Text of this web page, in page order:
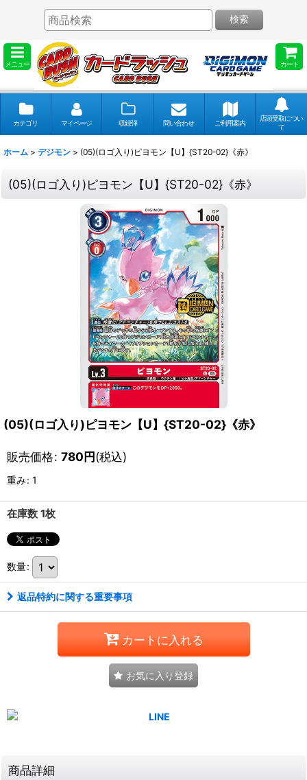
メニュー カート
検索
カテゴリ マイページ 収録弾 問い合わせ ご利用案内
店頭受取につい
て
ホーム > デジモン > (05)(ロゴ入り)ピヨモン【U】{ST20-02}《赤》
(05)(ロゴ入り)ピヨモン【U】{ST20-02}《赤》
(05)(ロゴ入り)ピヨモン【U】{ST20-02}《赤》
販売価格: 780円(税込)
重み: 1
在庫数 1枚
数量:
返品特約に関する重要事項
カートに入れる
お気に入り登録
商品詳細